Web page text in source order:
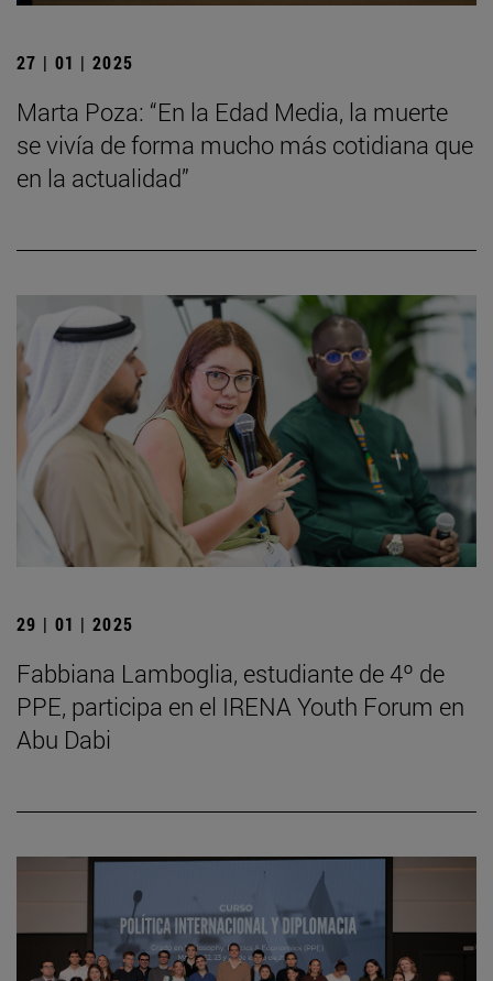
27 | 01 | 2025
Marta Poza: “En la Edad Media, la muerte
se vivía de forma mucho más cotidiana que
en la actualidad”
29 | 01 | 2025
Fabbiana Lamboglia, estudiante de 4º de
PPE, participa en el IRENA Youth Forum en
Abu Dabi